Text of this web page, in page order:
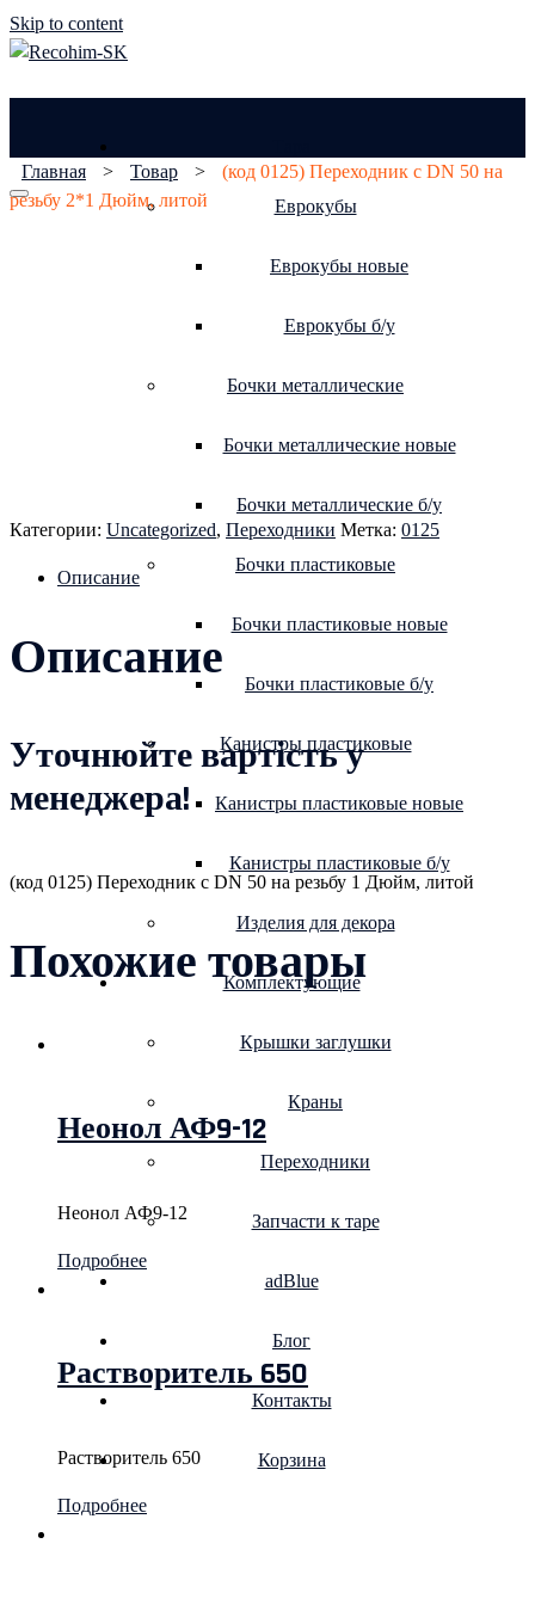
Skip to content
Еврокубы
Еврокубы новые
Еврокубы б/у
Бочки металлические
Бочки металлические новые
Бочки металлические б/у
Бочки пластиковые
Бочки пластиковые новые
Бочки пластиковые б/у
Канистры пластиковые
Канистры пластиковые новые
Канистры пластиковые б/у
Изделия для декора
Комплектующие
Крышки заглушки
Краны
Переходники
Запчасти к таре
adBlue
Блог
Контакты
Корзина
Главная > Товар >
(код 0125) Переходник с DN 50 на
резьбу 2*1 Дюйм, литой
Категории: Uncategorized, Переходники Метка: 0125
Описание
Описание
Уточнюйте вартість у
менеджера!
(код 0125) Переходник с DN 50 на резьбу 1 Дюйм, литой
Похожие товары
Неонол АФ9-12
Неонол АФ9-12
Подробнее
Растворитель 650
Растворитель 650
Подробнее